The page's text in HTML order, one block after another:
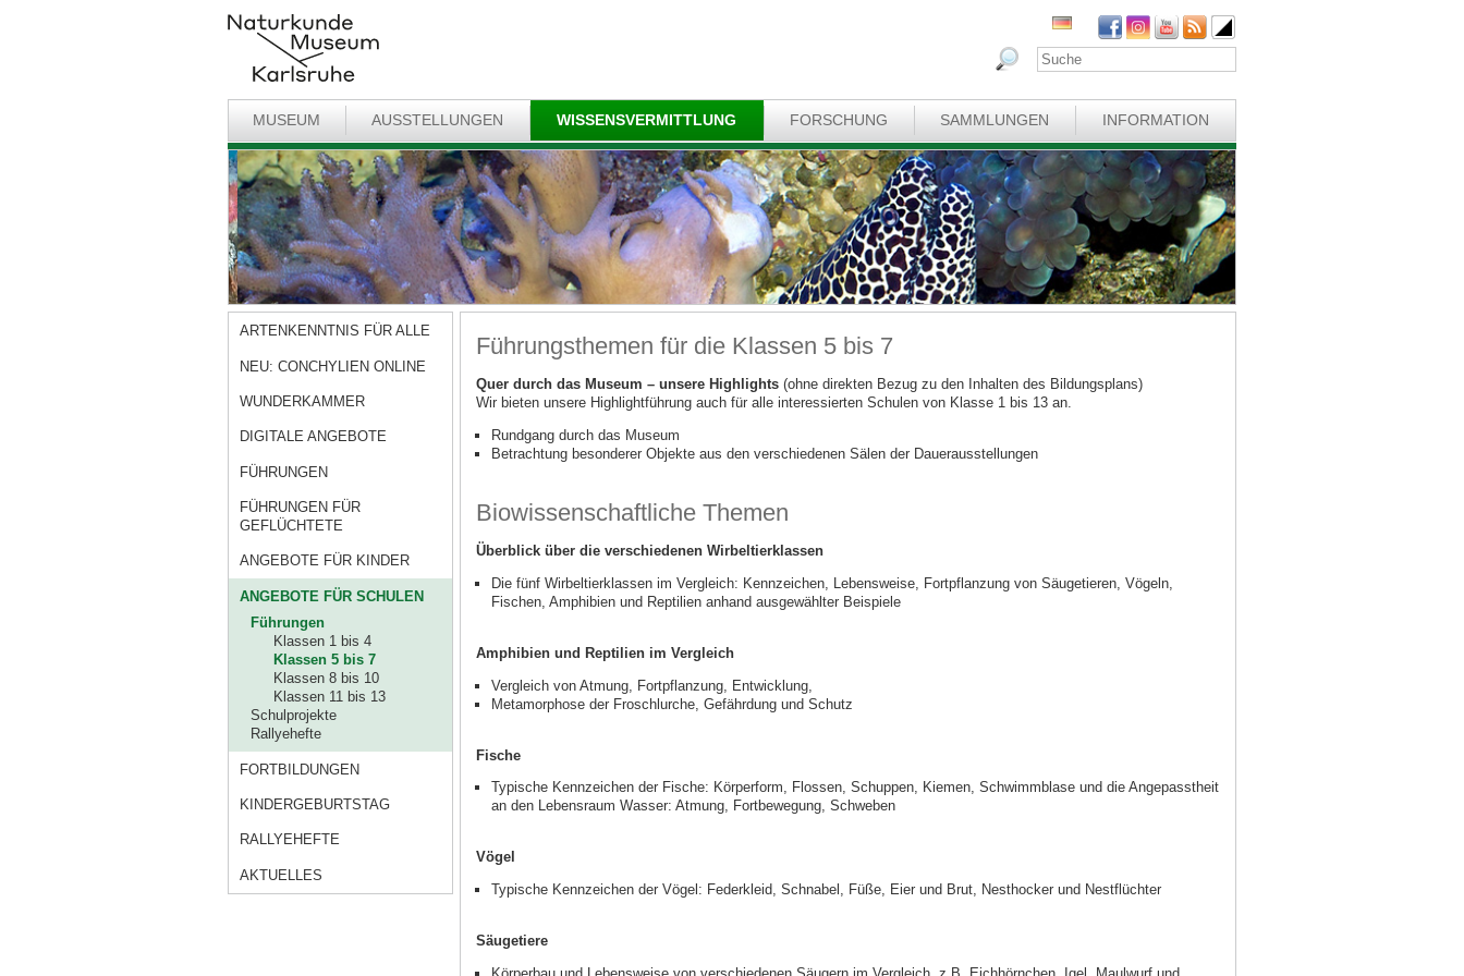
MUSEUM AUSSTELLUNGEN WISSENSVERMITTLUNG FORSCHUNG SAMMLUNGEN INFORMATION
ARTENKENNTNIS FÜR ALLE
NEU: CONCHYLIEN ONLINE
WUNDERKAMMER
DIGITALE ANGEBOTE
FÜHRUNGEN
FÜHRUNGEN FÜR
GEFLÜCHTETE
ANGEBOTE FÜR KINDER
ANGEBOTE FÜR SCHULEN
Führungen
Klassen 1 bis 4
Klassen 5 bis 7
Klassen 8 bis 10
Klassen 11 bis 13
Schulprojekte
Rallyehefte
FORTBILDUNGEN
KINDERGEBURTSTAG
RALLYEHEFTE
AKTUELLES
Führungsthemen für die Klassen 5 bis 7
Quer durch das Museum – unsere Highlights (ohne direkten Bezug zu den Inhalten des Bildungsplans)
Wir bieten unsere Highlightführung auch für alle interessierten Schulen von Klasse 1 bis 13 an.
Rundgang durch das Museum
Betrachtung besonderer Objekte aus den verschiedenen Sälen der Dauerausstellungen
Biowissenschaftliche Themen
Überblick über die verschiedenen Wirbeltierklassen
Die fünf Wirbeltierklassen im Vergleich: Kennzeichen, Lebensweise, Fortpflanzung von Säugetieren, Vögeln,
Fischen, Amphibien und Reptilien anhand ausgewählter Beispiele
Amphibien und Reptilien im Vergleich
Vergleich von Atmung, Fortpflanzung, Entwicklung,
Metamorphose der Froschlurche, Gefährdung und Schutz
Fische
Typische Kennzeichen der Fische: Körperform, Flossen, Schuppen, Kiemen, Schwimmblase und die Angepasstheit
an den Lebensraum Wasser: Atmung, Fortbewegung, Schweben
Vögel
Typische Kennzeichen der Vögel: Federkleid, Schnabel, Füße, Eier und Brut, Nesthocker und Nestflüchter
Säugetiere